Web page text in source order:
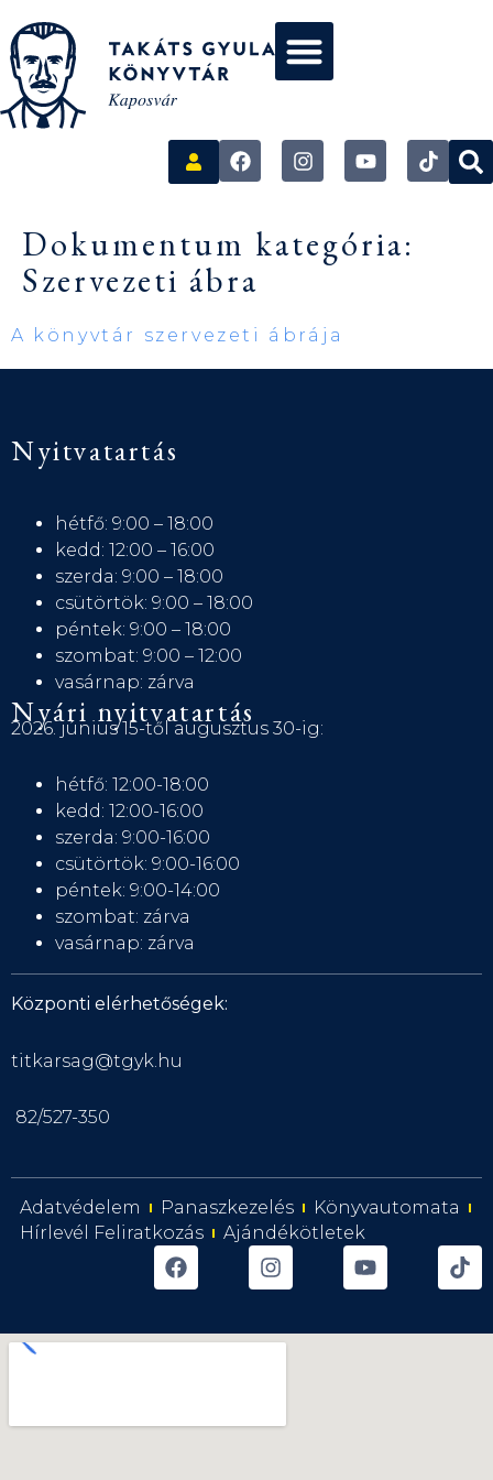
Dokumentum kategória:
Szervezeti ábra
A könyvtár szervezeti ábrája
Nyitvatartás
hétfő: 9:00 – 18:00
kedd: 12:00 – 16:00
szerda: 9:00 – 18:00
csütörtök: 9:00 – 18:00
péntek: 9:00 – 18:00
szombat: 9:00 – 12:00
vasárnap: zárva
Nyári nyitvatartás
2026. június 15-től augusztus 30-ig:
hétfő: 12:00-18:00
kedd: 12:00-16:00
szerda: 9:00-16:00
csütörtök: 9:00-16:00
péntek: 9:00-14:00
szombat: zárva
vasárnap: zárva
Központi elérhetőségek:
titkarsag@tgyk.hu
82/527-350
Adatvédelem Panaszkezelés
Könyvautomata
Hírlevél Feliratkozás
Ajándékötletek